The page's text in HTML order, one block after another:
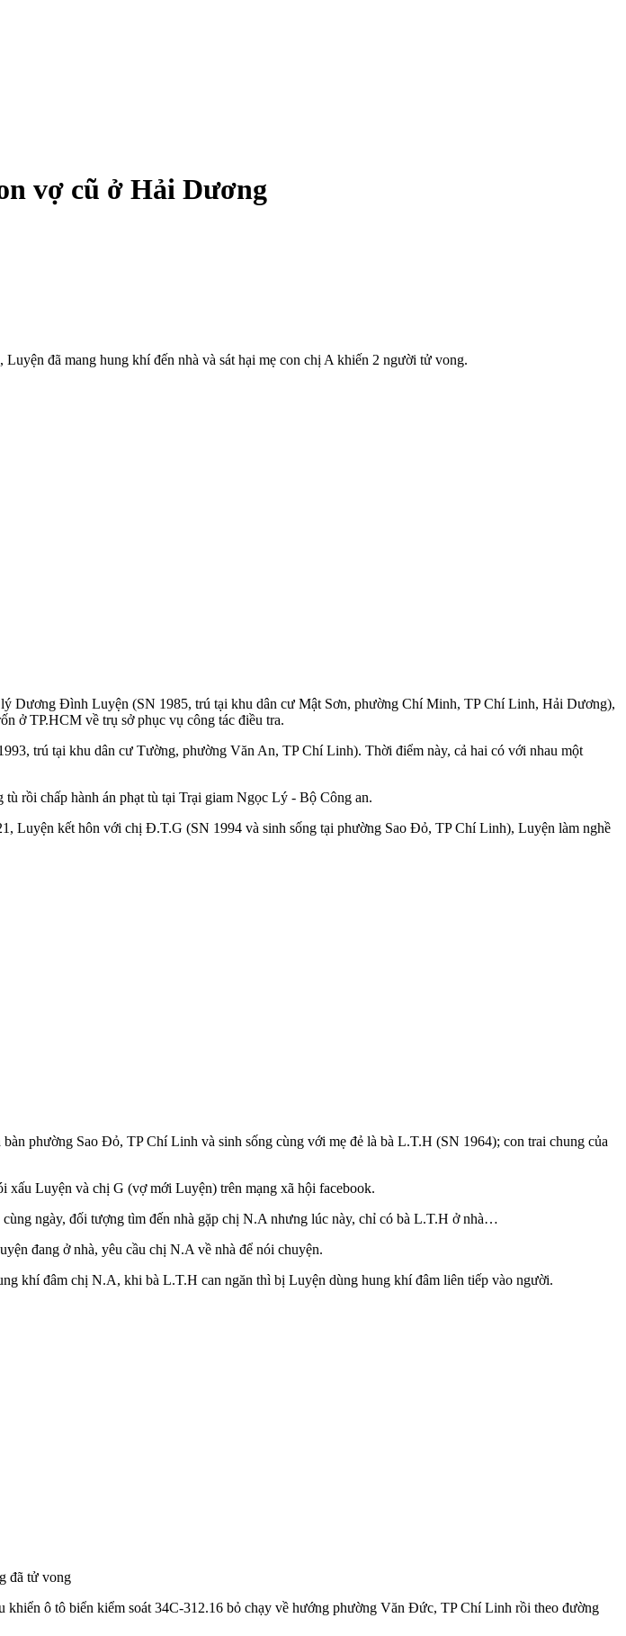
vợ cũ ở Hải Dương
đã mang hung khí đến nhà và sát hại mẹ con chị A khiến 2 người t‌ử von‌g.
Dương Đình Luyện (SN 1985, trú tại khu dân cư Mật Sơn, phường Chí Minh, TP Chí Linh, Hải Dương),
ở TP.HCM về trụ sở phục vụ công tác điều tra.
trú tại khu dân cư Tường, phường Văn An, TP Chí Linh). Thời điểm này, cả hai có với nhau một
rồi chấp hành án phạt tù tại Trại giam Ngọc Lý - Bộ Công an.
Luyện kết hôn với chị Đ.T.G (SN 1994 và sinh sống tại phường Sao Đỏ, TP Chí Linh), Luyện làm nghề
phường Sao Đỏ, TP Chí Linh và sinh sống cùng với mẹ đẻ là bà L.T.H (SN 1964); con trai chung của
Luyện và chị G (vợ mới Luyện) trên mạng xã hội facebook.
ngày, đối tượng tìm đến nhà gặp chị N.A nhưng lúc này, chỉ có bà L.T.H ở nhà…
đang ở nhà, yêu cầu chị N.A về nhà để nói chuyện.
khí đâm chị N.A, khi bà L.T.H can ngăn thì bị Luyện dùng hung khí đâm liên tiếp vào người.
đã t‌ử von‌g
ô tô biển kiểm soát 34C-312.16 bỏ chạy về hướng phường Văn Đức, TP Chí Linh rồi theo đường